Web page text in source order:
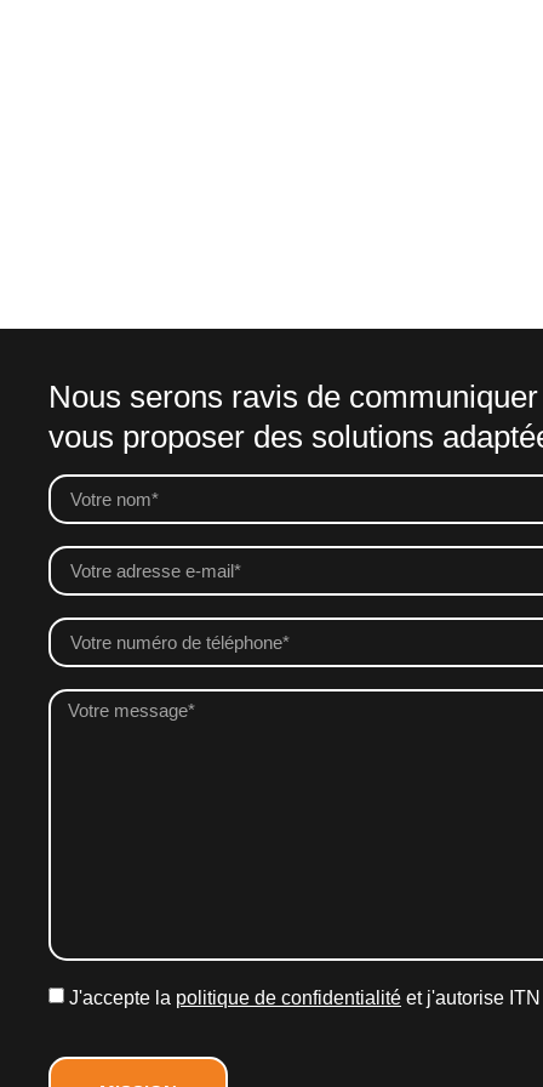
Nous serons ravis de
vous proposer des solutions
J'accepte la politique de confidentialité et j'autorise